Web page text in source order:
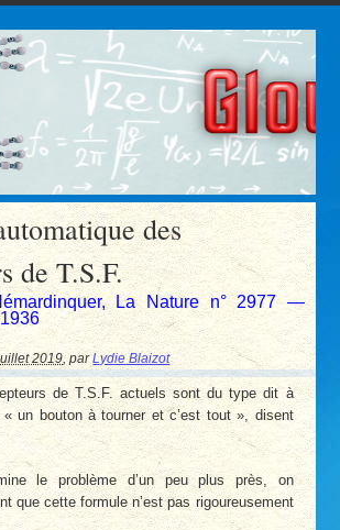
des
de T.S.F.
La Nature n° 2977 —
2019 ,parLydie Blaizot
de T.S.F. actuels sont du type dit à
un bouton à tourner et c’est tout », disent
le problème d’un peu plus près, on
que cette formule n’est pas rigoureusement